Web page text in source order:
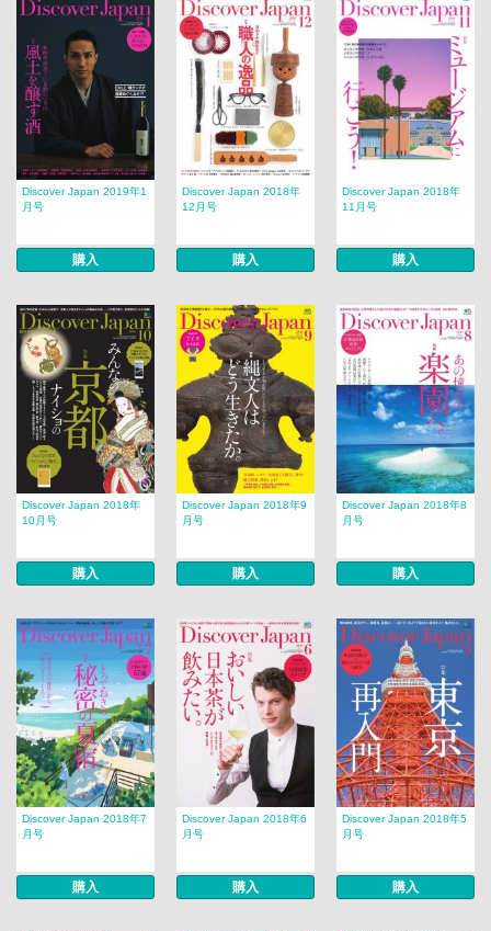
Discover Japan 2019年1
月号
購入
Discover Japan 2018年
12月号
購入
Discover Japan 2018年
11月号
購入
Discover Japan 2018年
10月号
購入
Discover Japan 2018年9
月号
購入
Discover Japan 2018年8
月号
購入
Discover Japan 2018年7
月号
購入
Discover Japan 2018年6
月号
購入
Discover Japan 2018年5
月号
購入